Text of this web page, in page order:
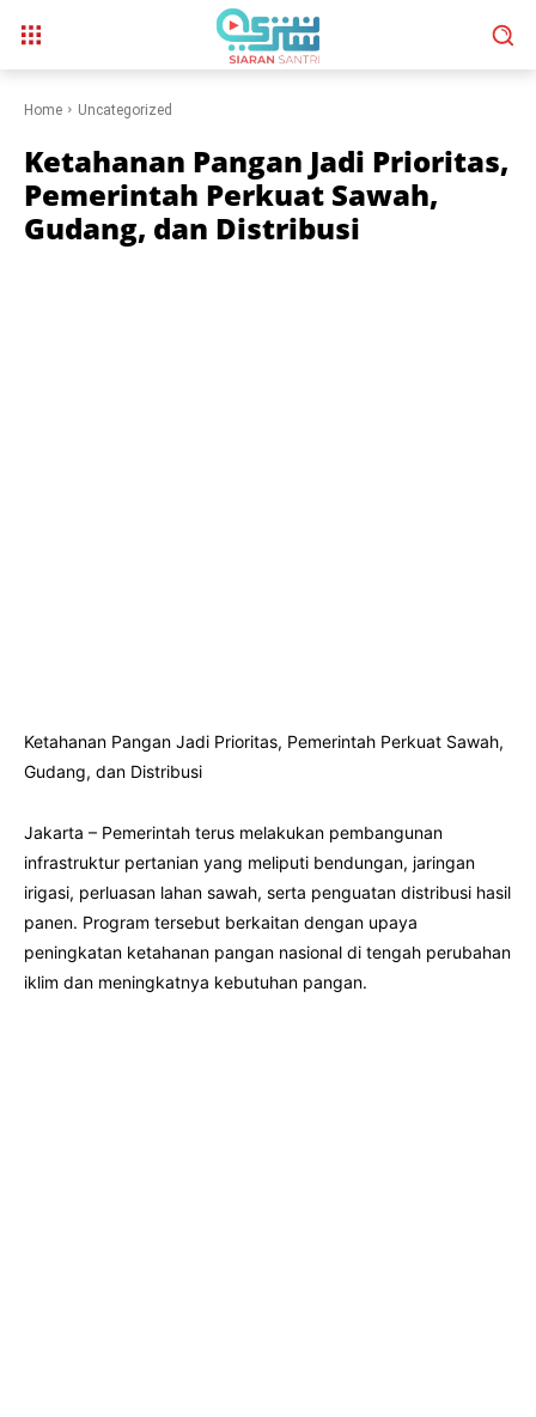
Home Uncategorized
Ketahanan Pangan Jadi Prioritas,
Pemerintah Perkuat Sawah,
Gudang, dan Distribusi
Ketahanan Pangan Jadi Prioritas, Pemerintah Perkuat Sawah,
Gudang, dan Distribusi
Jakarta – Pemerintah terus melakukan pembangunan
infrastruktur pertanian yang meliputi bendungan, jaringan
irigasi, perluasan lahan sawah, serta penguatan distribusi hasil
panen. Program tersebut berkaitan dengan upaya
peningkatan ketahanan pangan nasional di tengah perubahan
iklim dan meningkatnya kebutuhan pangan.